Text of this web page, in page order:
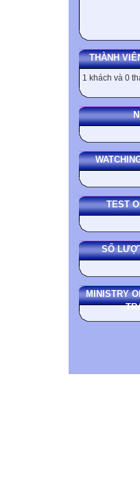
THÀNH
1 khách và 0
TEST
SỐ
MINISTRY